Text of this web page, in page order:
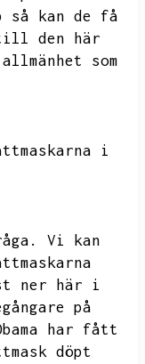
så kan de få
till den här
som
i
Vi kan
ner här i
på
har fått
döpt